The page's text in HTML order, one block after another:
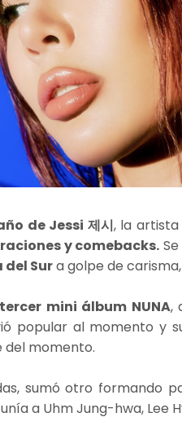
de Jessi 제시, la
y comebacks.
Sura golpe de
mini álbum NUNA,
popular al momento y
del momento.
sumó otro formando
a Uhm Jung-hwa, Lee